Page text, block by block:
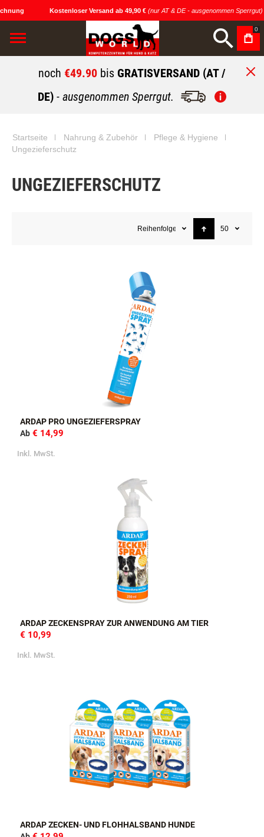
Kostenloser Versand ab 49,90 € (nur AT & DE - ausgenommen Sperrgut)
0
noch €49.90 bis GRATISVERSAND (AT /
DE) - ausgenommen Sperrgut.
Startseite Nahrung & Zubehör
Pflege & Hygiene
Ungezieferschutz
UNGEZIEFERSCHUTZ
Reihenfolge 50
ARDAP PRO UNGEZIEFERSPRAY
Ab € 14,99
Inkl. MwSt.
ARDAP ZECKENSPRAY ZUR ANWENDUNG AM TIER
€ 10,99
Inkl. MwSt.
ARDAP ZECKEN- UND FLOHHALSBAND HUNDE